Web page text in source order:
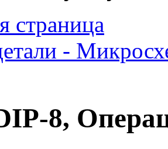
страница
-
8,